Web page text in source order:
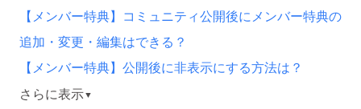
【メンバー特典】コミュニティ公開後にメンバー特典の
追加・変更・編集はできる？
【メンバー特典】公開後に非表示にする方法は？
さらに表示▼